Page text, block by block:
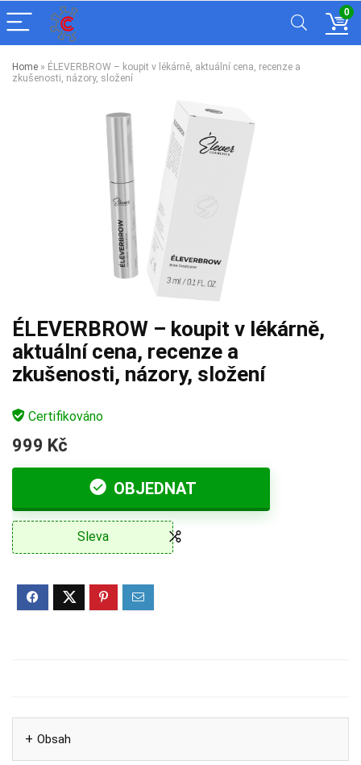
0
Home » ÉLEVERBROW – koupit v lékárně, aktuální cena, recenze a
zkušenosti, názory, složení
ÉLEVERBROW – koupit v lékárně,
aktuální cena, recenze a
zkušenosti, názory, složení
Certifikováno
999 Kč
OBJEDNAT
Sleva
Obsah